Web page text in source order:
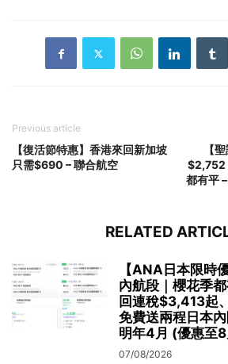
Previous article
【復活節特惠】香港來回新加坡
只需$690 – 聯合航空
【
$2,752
都有平
RELATED
【ANA日本限時
內航段｜櫻花季
回連稅$3,413起
免費送兩程日本
明年4月 (優惠至
07/08/2026